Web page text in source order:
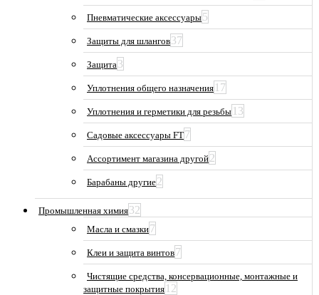
Пневматические аксессуары5
Защиты для шлангов37
Защита 3
Уплотнения общего назначения 17
Уплотнения и герметики для резьбы 13
Садовые аксессуары FT7
Ассортимент магазина другой2
Барабаны другие2
Промышленная химия32
Масла и смазки7
Клеи и защита винтов7
Чистящие средства, консервационные, монтажные и
защитные покрытия 12